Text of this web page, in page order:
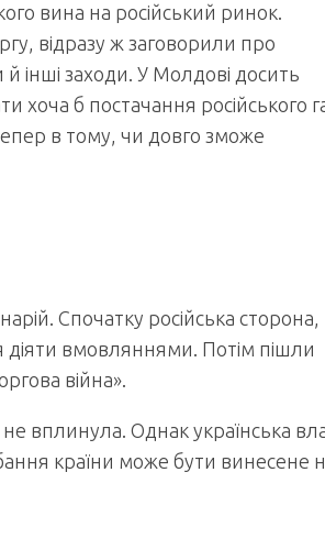
вина на російський ринок.
відразу ж заговорили про
інші заходи. У Молдові досить
хоча б постачання російського
в тому, чи довго зможе
Спочатку російська сторона,
вмовляннями. Потім пішли
війна».
вплинула. Однак українська
країни може бути винесене